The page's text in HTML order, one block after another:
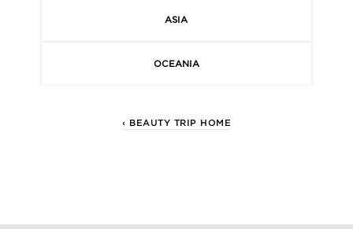
ASIA
OCEANIA
‹ BEAUTY TRIP HOME